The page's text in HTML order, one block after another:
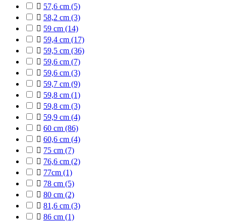
 57,6 cm (5)
 58,2 cm (3)
 59 cm (14)
 59,4 cm (17)
 59,5 cm (36)
 59,6 cm (7)
 59,6 cm (3)
 59,7 cm (9)
 59,8 cm (1)
 59,8 cm (3)
 59,9 cm (4)
 60 cm (86)
 60,6 cm (4)
 75 cm (7)
 76,6 cm (2)
 77cm (1)
 78 cm (5)
 80 cm (2)
 81,6 cm (3)
 86 cm (1)